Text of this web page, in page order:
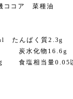
ココア 菜種油
たんぱく質2.3g
化物16.6g
食塩相当量0.05